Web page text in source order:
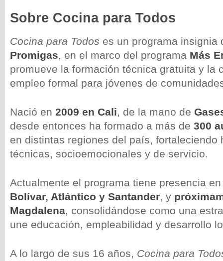
Sobre Cocina para Todos
Cocina para Todos es un programa insignia
Promigas, en el marco del programa Más
promueve la formación técnica gratuita y la
empleo formal para jóvenes de
Nació en 2009 en Cali, de la mano de
desde entonces ha formado a más de 300
en distintas regiones del país, fortaleciendo
técnicas, socioemocionales y de servicio.
Actualmente el programa tiene presencia
Bolívar, Atlántico y Santander, y
Magdalena, consolidándose como una
une educación, empleabilidad y desarrollo
A lo largo de sus 16 años, Cocina para